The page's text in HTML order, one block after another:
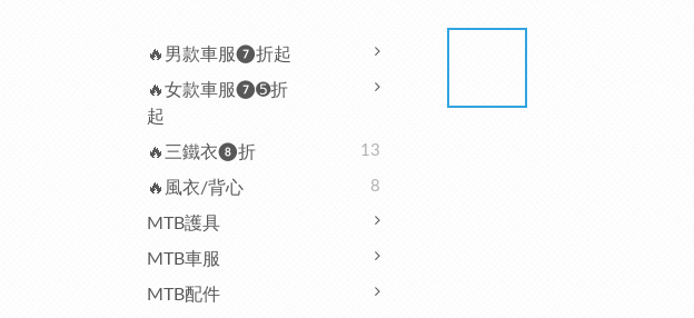
🔥男款車服❼折起
🔥女款車服❼➎折
起
🔥三鐵衣❽折
13
🔥風衣/背心 8
MTB護具
MTB車服
MTB配件